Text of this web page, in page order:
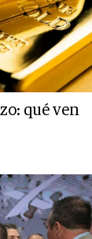
qué ven